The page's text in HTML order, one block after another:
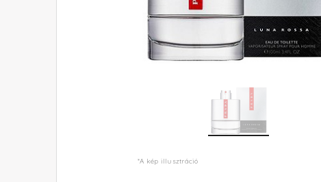
*A kép illusztráció